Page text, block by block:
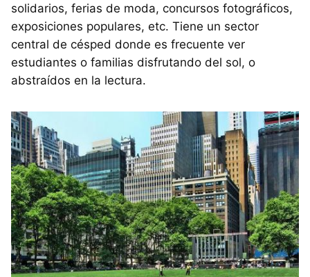
solidarios, ferias de moda, concursos fotográficos,
exposiciones populares, etc. Tiene un sector
central de césped donde es frecuente ver
estudiantes o familias disfrutando del sol, o
abstraídos en la lectura.